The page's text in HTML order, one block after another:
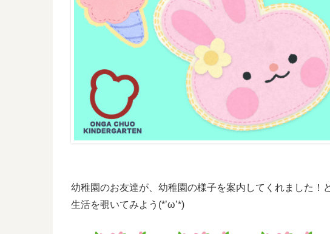
幼稚園のお友達が、幼稚園の様子を案内してくれました
生活を覗いてみよう(*’ω’*)